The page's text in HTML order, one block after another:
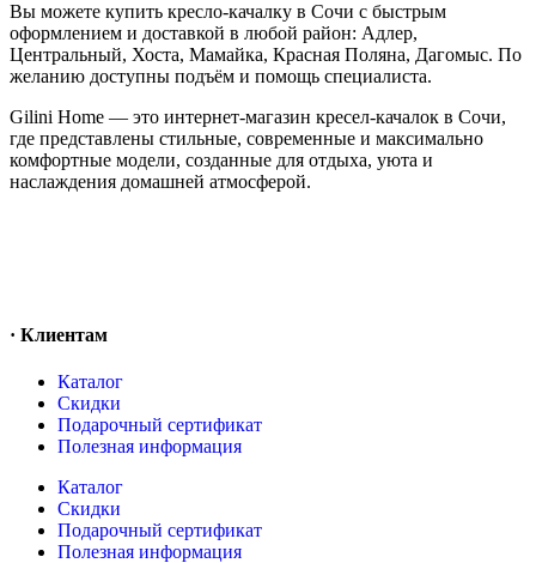
Вы можете купить кресло-качалку в Сочи с быстрым
оформлением и доставкой в любой район: Адлер,
Центральный, Хоста, Мамайка, Красная Поляна, Дагомыс. По
желанию доступны подъём и помощь специалиста.
Gilini Home — это интернет-магазин кресел-качалок в Сочи,
где представлены стильные, современные и максимально
комфортные модели, созданные для отдыха, уюта и
наслаждения домашней атмосферой.
· Клиентам
Каталог
Скидки
Подарочный сертификат
Полезная информация
Каталог
Скидки
Подарочный сертификат
Полезная информация